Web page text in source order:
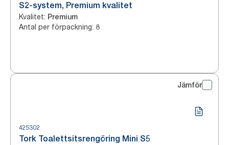
S2-system, Premium kvalitet
Kvalitet: Premium
Antal per förpackning: 8
Jämför
425302
Tork Toalettsitsrengöring Mini S5